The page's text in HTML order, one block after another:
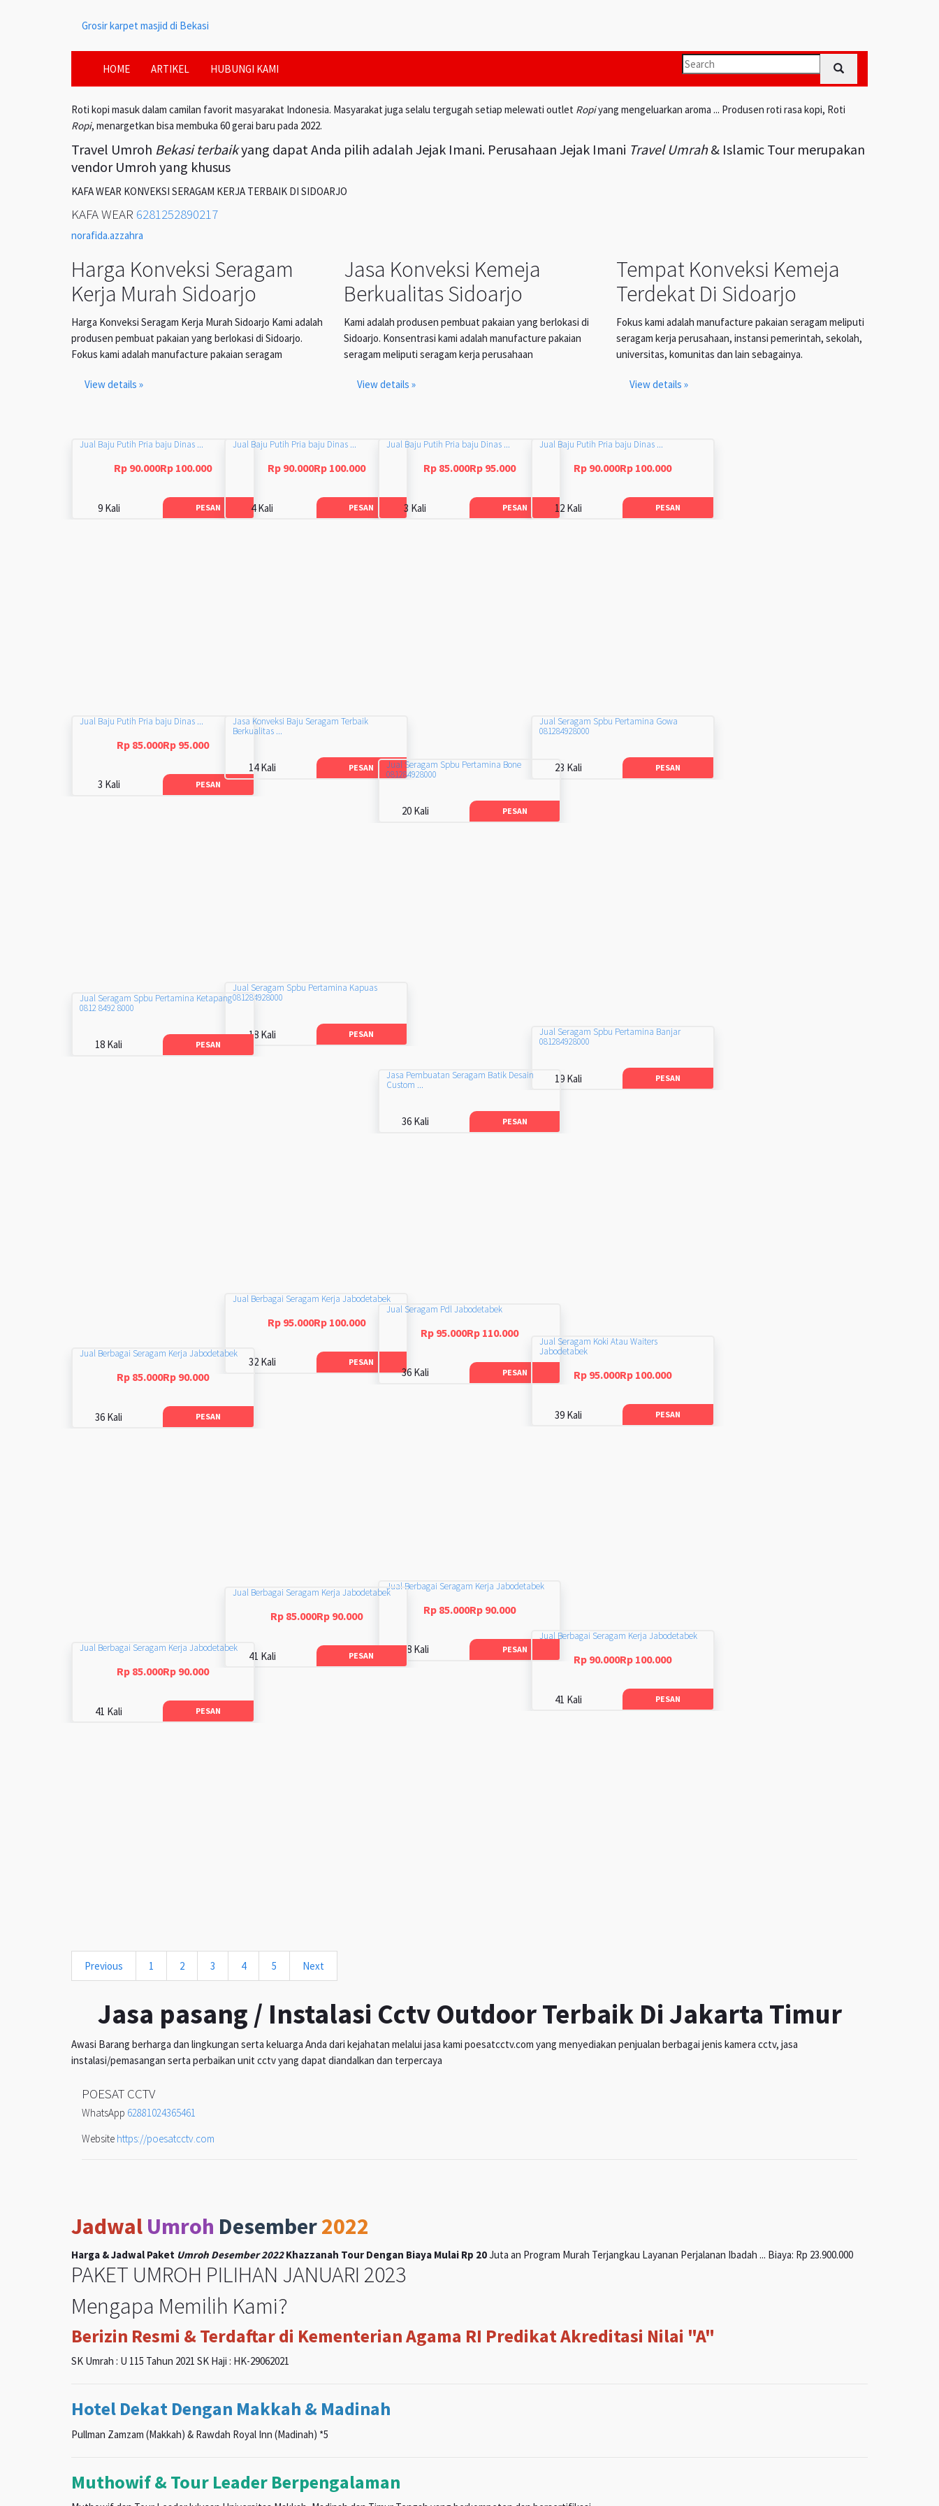
Grosir karpet masjid di Bekasi
HOME ARTIKEL HUBUNGI KAMI
Roti kopi masuk dalam camilan favorit masyarakat Indonesia. Masyarakat juga selalu tergugah setiap melewati outlet Ropiyang mengeluarkan aroma ... Produsen roti rasa kopi, Roti
Ropi, menargetkan bisa membuka 60 gerai baru pada 2022.
Travel Umroh Bekasi terbaikyang dapat Anda pilih adalah Jejak Imani. Perusahaan Jejak Imani Travel Umrah& Islamic Tour merupakan
vendor Umroh yang khusus
KAFA WEAR KONVEKSI SERAGAM KERJA TERBAIK DI SIDOARJO
KAFA WEAR 6281252890217
norafida.azzahra
Harga Konveksi Seragam
Kerja Murah Sidoarjo
Harga Konveksi Seragam Kerja Murah Sidoarjo Kami adalah
produsen pembuat pakaian yang berlokasi di Sidoarjo.
Fokus kami adalah manufacture pakaian seragam
View details »
Jasa Konveksi Kemeja
Berkualitas Sidoarjo
Kami adalah produsen pembuat pakaian yang berlokasi di
Sidoarjo. Konsentrasi kami adalah manufacture pakaian
seragam meliputi seragam kerja perusahaan
View details »
Tempat Konveksi Kemeja
Terdekat Di Sidoarjo
Fokus kami adalah manufacture pakaian seragam meliputi
seragam kerja perusahaan, instansi pemerintah, sekolah,
universitas, komunitas dan lain sebagainya.
View details »
Jual Baju Putih Pria baju Dinas ...
Rp 90.000Rp 100.000
9 Kali PESAN
Jual Baju Putih Pria baju Dinas ...
Rp 90.000Rp 100.000
4 Kali PESAN
Jual Baju Putih Pria baju Dinas ...
Rp 85.000Rp 95.000
3 Kali PESAN
Jual Baju Putih Pria baju Dinas ...
Rp 90.000Rp 100.000
12 Kali PESAN
Jual Baju Putih Pria baju Dinas ...
Rp 85.000Rp 95.000
3 Kali PESAN
Jasa Konveksi Baju Seragam Terbaik
Berkualitas ...
14 Kali PESAN
Jual Seragam Spbu Pertamina Gowa
081284928000
23 Kali PESAN
Jual Seragam Spbu Pertamina Bone
081284928000
20 Kali PESAN
Jual Seragam Spbu Pertamina Kapuas
081284928000
18 Kali PESAN
Jual Seragam Spbu Pertamina Ketapang
0812 8492 8000
18 Kali PESAN
Jual Seragam Spbu Pertamina Banjar
081284928000
19 Kali PESAN
Jasa Pembuatan Seragam Batik Desain
Custom ...
36 Kali PESAN
Jual Berbagai Seragam Kerja Jabodetabek
Rp 95.000Rp 100.000
32 Kali PESAN
Jual Seragam Pdl Jabodetabek
Rp 95.000Rp 110.000
36 Kali PESAN
Jual Seragam Koki Atau Waiters
Jabodetabek
Rp 95.000Rp 100.000
39 Kali PESAN
Jual Berbagai Seragam Kerja Jabodetabek
Rp 85.000Rp 90.000
36 Kali PESAN
Jual Berbagai Seragam Kerja Jabodetabek
Rp 85.000Rp 90.000
48 Kali PESAN
Jual Berbagai Seragam Kerja Jabodetabek
Rp 85.000Rp 90.000
41 Kali PESAN
Jual Berbagai Seragam Kerja Jabodetabek
Rp 90.000Rp 100.000
41 Kali PESAN
Jual Berbagai Seragam Kerja Jabodetabek
Rp 85.000Rp 90.000
41 Kali PESAN
Previous 1 2 3 4 5 Next
Jasa pasang / Instalasi Cctv Outdoor Terbaik Di Jakarta Timur
Awasi Barang berharga dan lingkungan serta keluarga Anda dari kejahatan melalui jasa kami poesatcctv.com yang menyediakan penjualan berbagai jenis kamera cctv, jasa
instalasi/pemasangan serta perbaikan unit cctv yang dapat diandalkan dan terpercaya
POESAT CCTV
WhatsApp 62881024365461
Website https://poesatcctv.com
Jadwal Umroh Desember2022
Harga & Jadwal Paket Umroh Desember 2022Khazzanah Tour Dengan Biaya Mulai Rp 20Juta an Program Murah Terjangkau Layanan Perjalanan Ibadah ... Biaya: Rp 23.900.000
PAKET UMROH PILIHAN JANUARI 2023
Mengapa Memilih Kami?
Berizin Resmi & Terdaftar di Kementerian Agama RI Predikat Akreditasi Nilai "A"
SK Umrah : U 115 Tahun 2021 SK Haji : HK-29062021
Hotel Dekat Dengan Makkah & Madinah
Pullman Zamzam (Makkah) & Rawdah Royal Inn (Madinah) *5
Muthowif & Tour Leader Berpengalaman